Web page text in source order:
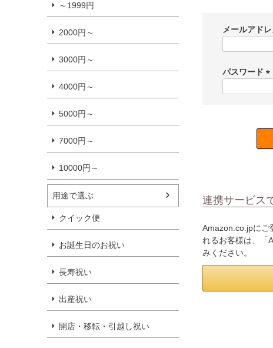
～1999円
2000円～
3000円～
4000円～
5000円～
7000円～
10000円～
用途で選ぶ
クイック便
お誕生日のお祝い
長寿祝い
出産祝い
開店・移転・引越し祝い
メールアド
パスワード
連携サービス
Amazon.co.jpにご
れるお客様は、「
みください。